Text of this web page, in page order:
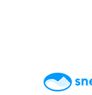
Accommodaties